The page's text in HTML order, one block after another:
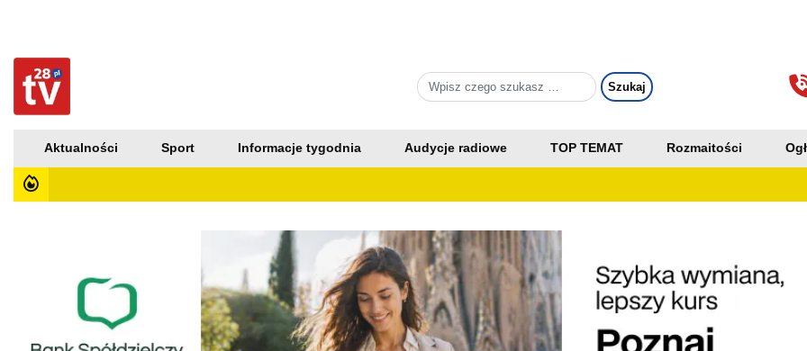
Aktualności Sport Informacje tygodnia Audycje radiowe TOP TEMAT Rozmaitości